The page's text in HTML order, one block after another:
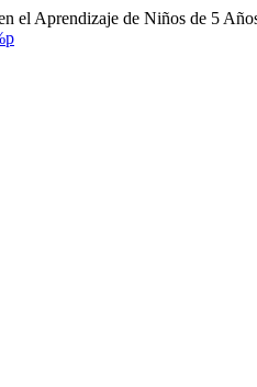
el Aprendizaje de Niños de 5